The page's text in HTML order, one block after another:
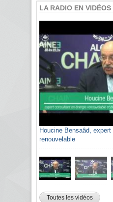
LA RADIO EN VIDÉOS
Houcine Bensaâd,
renouvelable
Toutes les vidéos